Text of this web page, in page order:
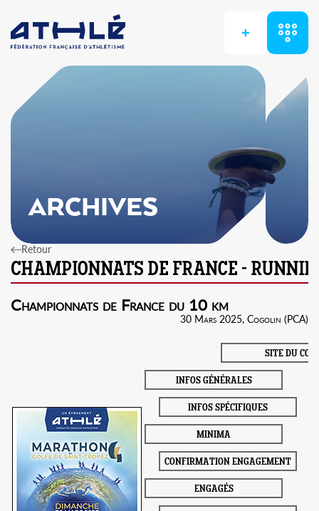
+
ARCHIVES
Retour
Championnats de France du 10 km
30 Mars 2025, Cogolin (PCA)
SITE DU COL
INFOS GÉNÉRALES
INFOS SPÉCIFIQUES
MINIMA
CONFIRMATION ENGAGEMENT
ENGAGÉS